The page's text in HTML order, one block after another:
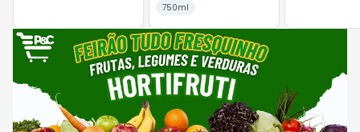
750ml